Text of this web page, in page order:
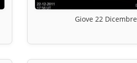
Giove 22 Dicembre